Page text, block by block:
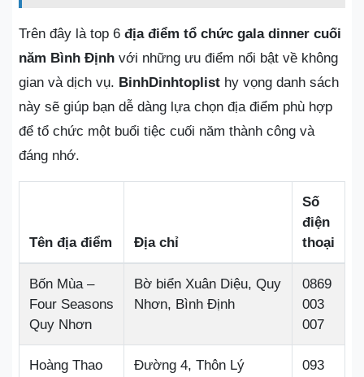
Trên đây là top 6 địa điểm tổ chức gala dinner cuối
năm Bình Định với những ưu điểm nổi bật về không
gian và dịch vụ. BinhDinhtoplist hy vọng danh sách
này sẽ giúp bạn dễ dàng lựa chọn địa điểm phù hợp
để tổ chức một buổi tiệc cuối năm thành công và
đáng nhớ.
Tên địa điểm Địa chỉ
Số
điện
thoại
Bốn Mùa –
Four Seasons
Quy Nhơn
Bờ biển Xuân Diệu, Quy
Nhơn, Bình Định
0869
003
007
Hoàng Thao
Đường 4, Thôn Lý
093